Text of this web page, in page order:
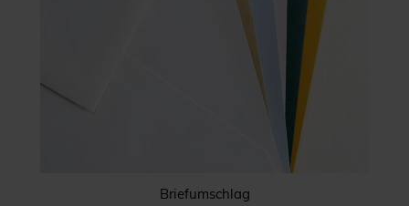
Briefumschlag